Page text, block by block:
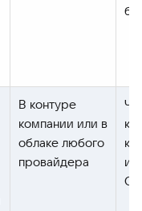
В контуре
компании или в
облаке любого
провайдера